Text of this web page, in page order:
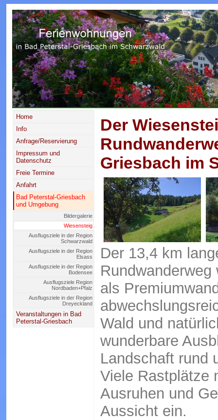
Home
Info
Anfrage/Reservierung
Impressum und
Datenschutz
Freie Termine
Anfahrt
Bad Peterstal-Griesbach
und Umgebung
Bildergalerie
Wiesensteig
Ausflugsziele in der Region
Schwarzwald
Ausflugsziele in der Region
Elsass
Ausflugsziele in der Region
Bodensee
Ausflugsziele Region
Nordbaden+Pfalz
Ausflugsziele in der Region
Dreyeckland
Veranstaltungen in Bad
Peterstal-Griesbach
Der
Griesbach im
Der 13,4 km
als
Wald und
wunderbare
Landschaft rund
Viele Rastplätze
Ausruhen und
Aussicht ein.